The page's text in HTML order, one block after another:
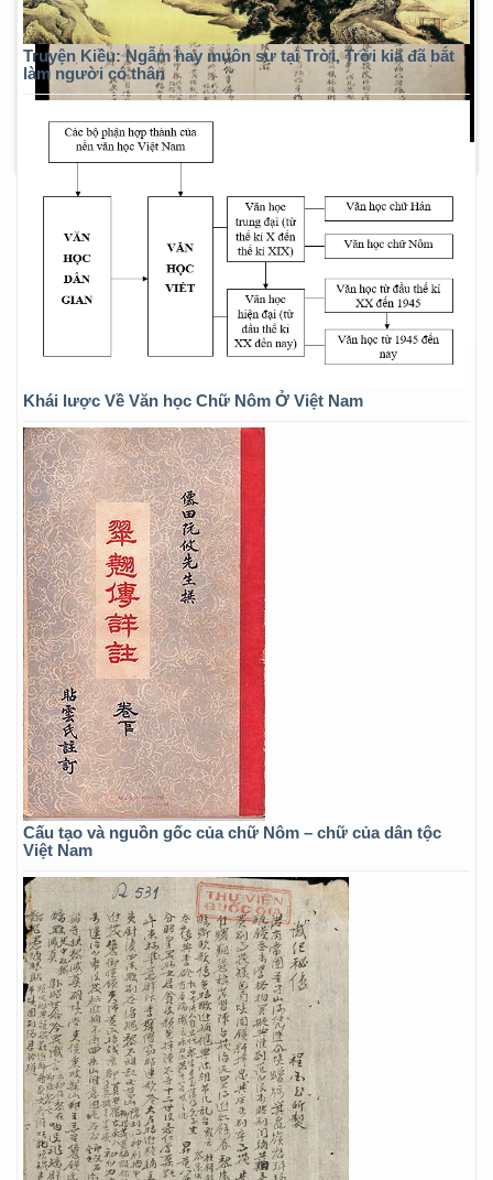
Truyện Kiều: Ngẫm hay muôn sự tại Trời, Trời kia đã bắt
làm người có thân
Khái lược Về Văn học Chữ Nôm Ở Việt Nam
Cấu tạo và nguồn gốc của chữ Nôm – chữ của dân tộc
Việt Nam